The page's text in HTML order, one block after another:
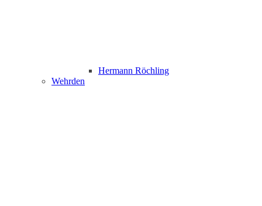
Hermann Röchling
Wehrden